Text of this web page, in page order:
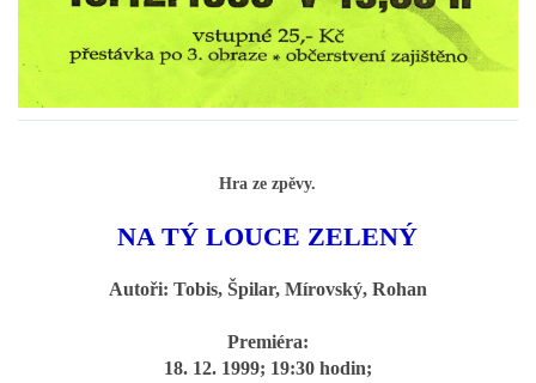
DOKUMENTY OVJK
Občanská vzdělávací jednota "Komenský" v Choceradech z.s.
257 24 Chocerady
IČ: 498 28 614
Kontaktní osoba:
Mgr. Miroslava Cinkeisová
Hra ze zpěvy.
NA TÝ LOUCE ZELENÝ
Autoři: Tobis, Špilar, Mírovský, Rohan
Premiéra:
18. 12. 1999; 19:30 hodin;